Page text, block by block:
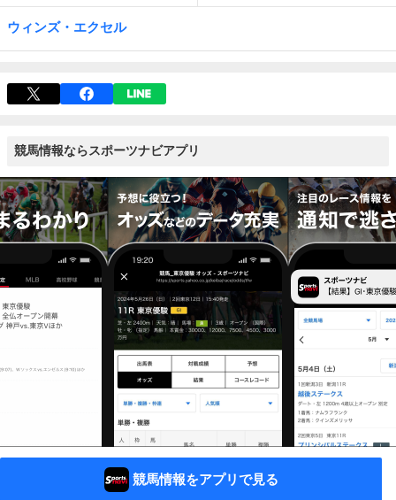
ウィンズ・エクセル
競馬情報ならスポーツナビアプリ
競馬情報をアプリで見る